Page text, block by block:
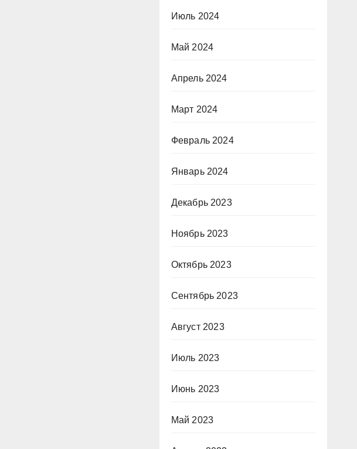
Июль 2024
Май 2024
Апрель 2024
Март 2024
Февраль 2024
Январь 2024
Декабрь 2023
Ноябрь 2023
Октябрь 2023
Сентябрь 2023
Август 2023
Июль 2023
Июнь 2023
Май 2023